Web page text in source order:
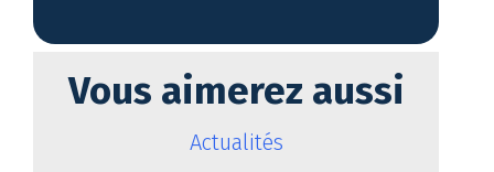
Vous aimerez aussi
Actualités